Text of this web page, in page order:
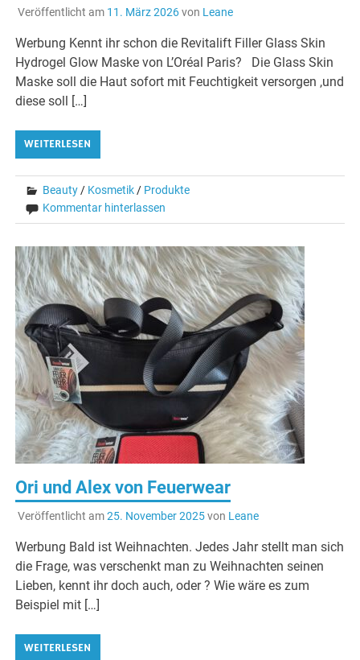
Veröffentlicht am 11. März 2026von Leane
Werbung Kennt ihr schon die Revitalift Filler Glass Skin
Hydrogel Glow Maske von L’Oréal Paris? Die Glass Skin
Maske soll die Haut sofort mit Feuchtigkeit versorgen ,und
diese soll […]
WEITERLESEN
Beauty / Kosmetik / Produkte
Kommentar hinterlassen
Ori und Alex von Feuerwear
Veröffentlicht am25. November 2025von Leane
Werbung Bald ist Weihnachten. Jedes Jahr stellt man sich
die Frage, was verschenkt man zu Weihnachten seinen
Lieben, kennt ihr doch auch, oder ? Wie wäre es zum
Beispiel mit […]
WEITERLESEN